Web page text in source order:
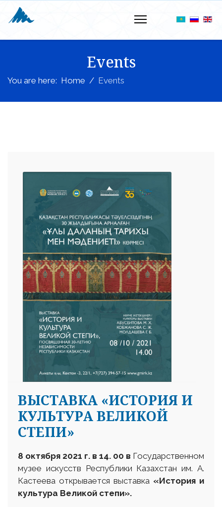
Events
You are here: Home Events
ВЫСТАВКА «ИСТОРИЯ И
КУЛЬТУРА ВЕЛИКОЙ
СТЕПИ»
8 октября 2021 г. в 14. 00 в Государственном
музее искусств Республики Казахстан им. А.
Кастеева открывается выставка «История и
культура Великой степи».